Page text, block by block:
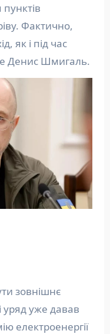
Фактично,
як і під час
Денис Шмигаль.
зовнішнє
уряд уже давав
електроенергії